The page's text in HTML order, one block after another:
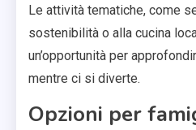
Le attività tematiche, come
sostenibilità o alla cucina
un’opportunità per
mentre ci si diverte.
Opzioni per